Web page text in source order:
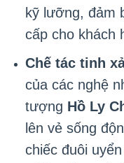
kỹ lưỡng, đảm
cấp cho khách
Chế tác tinh
của các nghệ
tượng Hồ Ly
lên vẻ sống
chiếc đuôi